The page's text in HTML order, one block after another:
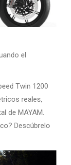
el
Twin 1200
reales,
de MAYAM.
Descúbrelo